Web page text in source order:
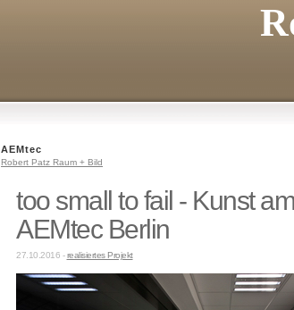
AEMtec
Robert Patz Raum + Bild
too small to fail - Kunst
AEMtec Berlin
27.10.2016 -realisiertes Projekt